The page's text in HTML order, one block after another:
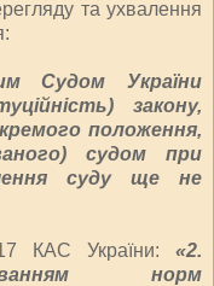
та ухвалення
Судом України
закону,
положення,
судом при
суду ще не
КАС України: «2.
норм